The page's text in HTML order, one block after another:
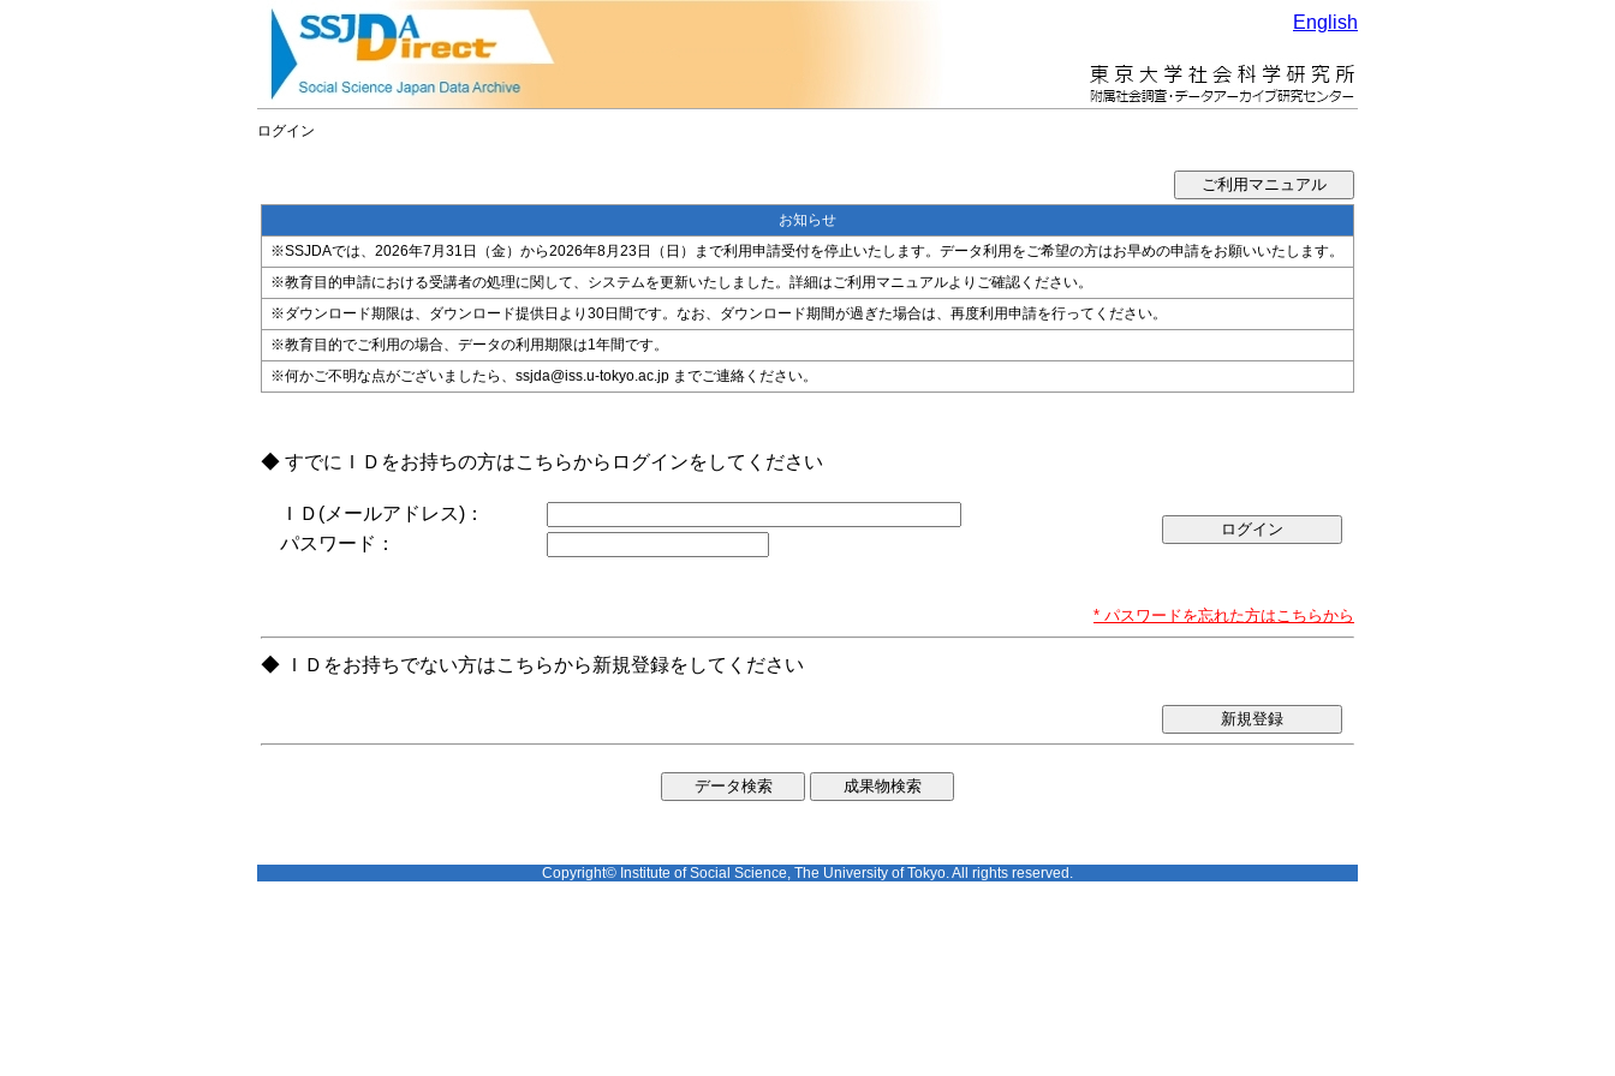
English
ログイン
お知らせ
※SSJDAでは、2026年7月31日（金）から2026年8月23日（日）まで利用申請受付を停止いたします。データ利用をご希望の方はお早めの申請をお願いいたします。
※教育目的申請における受講者の処理に関して、システムを更新いたしました。詳細はご利用マニュアルよりご確認ください。
※ダウンロード期限は、ダウンロード提供日より30日間です。なお、ダウンロード期間が過ぎた場合は、再度利用申請を行ってください。
※教育目的でご利用の場合、データの利用期限は1年間です。
※何かご不明な点がございましたら、ssjda@iss.u-tokyo.ac.jp までご連絡ください。
◆ すでにＩＤをお持ちの方はこちらからログインをしてください
ＩＤ(メールアドレス)：
パスワード：
* パスワードを忘れた方はこちらから
◆ ＩＤをお持ちでない方はこちらから新規登録をしてください
新規登録
Copyright© Institute of Social Science, The University of Tokyo. All rights reserved.